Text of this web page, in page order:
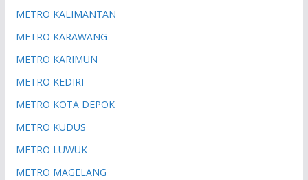
METRO KALIMANTAN
METRO KARAWANG
METRO KARIMUN
METRO KEDIRI
METRO KOTA DEPOK
METRO KUDUS
METRO LUWUK
METRO MAGELANG